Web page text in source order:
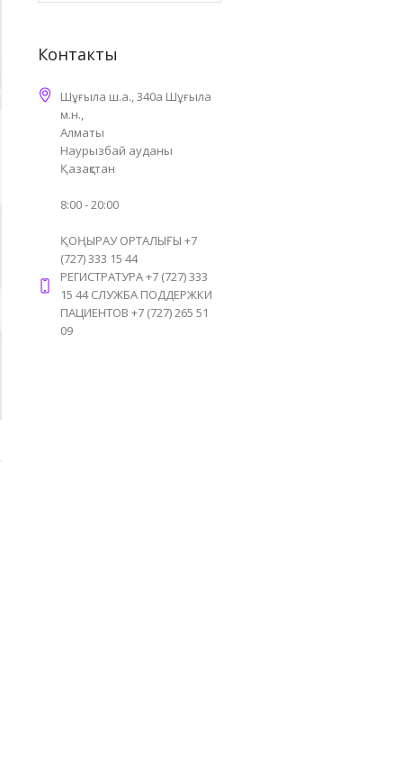
Контакты
Шұғыла ш.а., 340а Шұғыла
м.н.,
Алматы
Наурызбай ауданы
Қазақстан
8:00 - 20:00
ҚОҢЫРАУ ОРТАЛЫҒЫ +7
(727) 333 15 44
РЕГИСТРАТУРА +7 (727) 333
15 44 СЛУЖБА ПОДДЕРЖКИ
ПАЦИЕНТОВ +7 (727) 265 51
09